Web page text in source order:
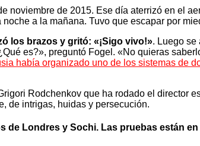
noviembre de 2015. Ese día aterrizó en el
a la mañana. Tuvo que escapar por
los brazos y gritó: «¡Sigo vivo!». Luego se
es?», preguntó Fogel. «No quieras
había organizado uno de los sistemas de
Rodchenkov que ha rodado el director
de intrigas, huidas y persecución.
de Londres y Sochi. Las pruebas están